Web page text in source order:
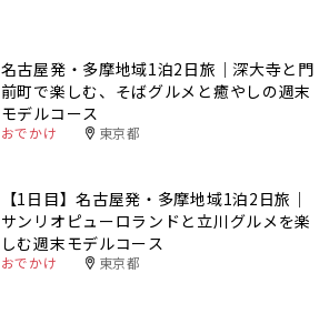
名古屋発・多摩地域1泊2日旅｜深大寺と門
前町で楽しむ、そばグルメと癒やしの週末
モデルコース
おでかけ 東京都
【1日目】名古屋発・多摩地域1泊2日旅｜
サンリオピューロランドと立川グルメを楽
しむ週末モデルコース
おでかけ 東京都